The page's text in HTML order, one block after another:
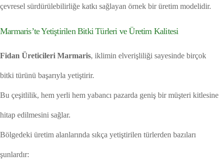
çevresel sürdürülebilirliğe katkı sağlayan örnek bir üretim modelidir.
Marmaris’te Yetiştirilen Bitki Türleri ve Üretim Kalitesi
Fidan Üreticileri Marmaris, iklimin elverişliliği sayesinde birçok
bitki türünü başarıyla yetiştirir.
Bu çeşitlilik, hem yerli hem yabancı pazarda geniş bir müşteri kitlesine
hitap edilmesini sağlar.
Bölgedeki üretim alanlarında sıkça yetiştirilen türlerden bazıları
şunlardır: